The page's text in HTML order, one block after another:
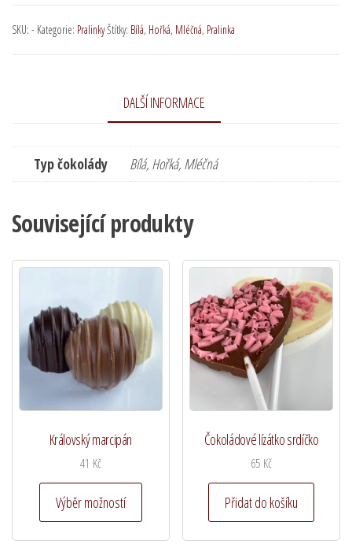
náplní
SKU: - Kategorie: PralinkyŠtítky: Bílá, Hořká, Mléčná, Pralinka
DALŠÍ INFORMACE
Typ čokolády Bílá, Hořká, Mléčná
Související produkty
Královský marcipán
41 Kč
Výběr možností
Tento
Čokoládové lízátko srdíčko
65 Kč
Přidat do košíku